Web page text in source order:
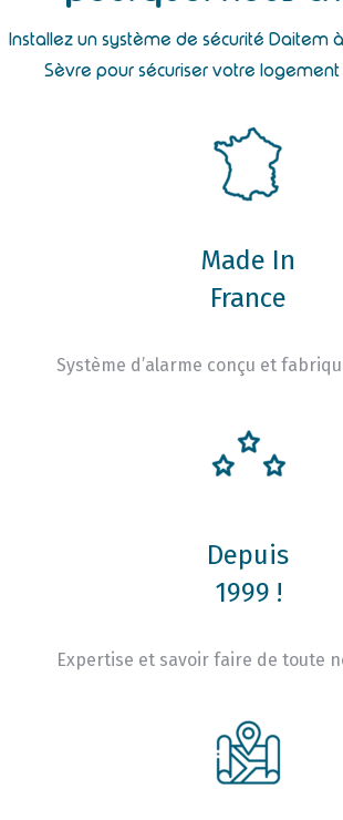
Installez un système de sécurité Daitem
Sèvre pour sécuriser votre
Made In
France
Système d’alarme conçu et
Depuis
1999 !
Expertise et savoir faire de toute